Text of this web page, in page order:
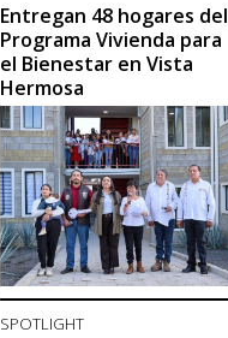
Entregan 48 hogares del
Programa Vivienda para
el Bienestar en Vista
Hermosa
SPOTLIGHT